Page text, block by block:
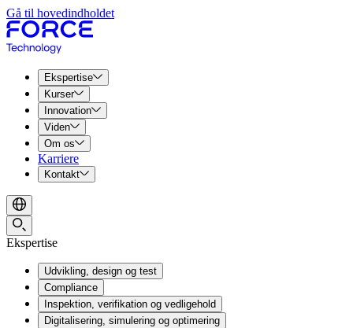
Gå til hovedindholdet
Ekspertise
Kurser
Innovation
Viden
Om os
Karriere
Kontakt
Ekspertise
Udvikling, design og test
Compliance
Inspektion, verifikation og vedligehold
Digitalisering, simulering og optimering